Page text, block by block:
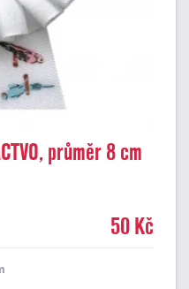
průměr 8 cm
50 Kč